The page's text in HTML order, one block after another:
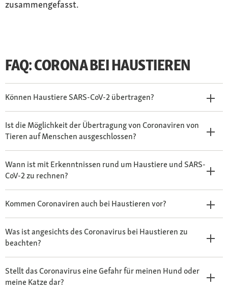
zusammengefasst.
FAQ: CORONA BEI HAUSTIEREN
Können Haustiere SARS-CoV-2 übertragen?
Ist die Möglichkeit der Übertragung von Coronaviren von
Tieren auf Menschen ausgeschlossen?
Wann ist mit Erkenntnissen rund um Haustiere und SARS-
CoV-2 zu rechnen?
Kommen Coronaviren auch bei Haustieren vor?
Was ist angesichts des Coronavirus bei Haustieren zu
beachten?
Stellt das Coronavirus eine Gefahr für meinen Hund oder
meine Katze dar?